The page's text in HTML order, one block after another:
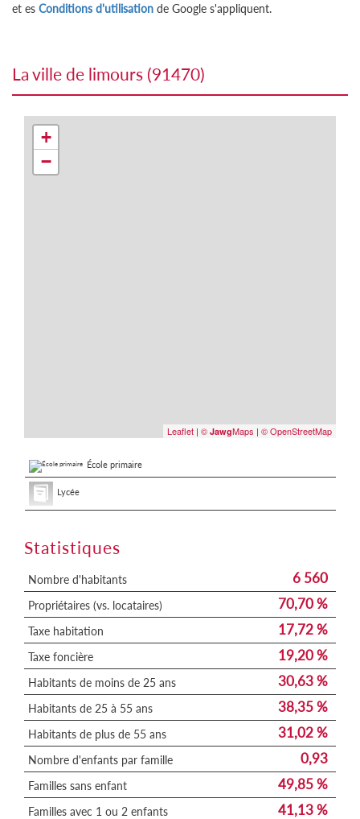
et es Conditions d'utilisation de Google s'appliquent.
la ville de limours (91470)
+
−
Leaflet | © JawgMaps | © OpenStreetMap
École primaire
Lycée
Statistiques
Nombre d'habitants 6 560
Propriétaires (vs. locataires) 70,70 %
Taxe habitation 17,72 %
Taxe foncière 19,20 %
Habitants de moins de 25 ans 30,63 %
Habitants de 25 à 55 ans 38,35 %
Habitants de plus de 55 ans 31,02 %
Nombre d'enfants par famille 0,93
Familles sans enfant 49,85 %
Familles avec 1 ou 2 enfants 41,13 %